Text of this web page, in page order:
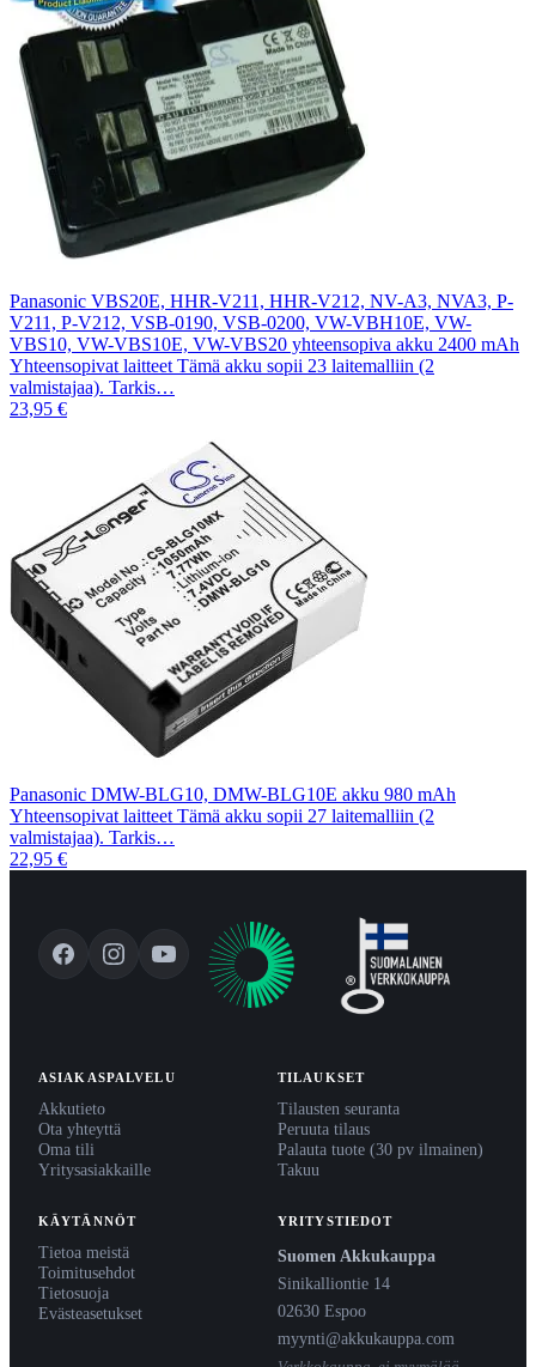
Panasonic VBS20E, HHR-V211, HHR-V212, NV-A3, NVA3, P-
V211, P-V212, VSB-0190, VSB-0200, VW-VBH10E, VW-
VBS10, VW-VBS10E, VW-VBS20 yhteensopiva akku 2400 mAh
Yhteensopivat laitteet Tämä akku sopii 23 laitemalliin (2
valmistajaa). Tarkis…
23,95 €
Panasonic DMW-BLG10, DMW-BLG10E akku 980 mAh
Yhteensopivat laitteet Tämä akku sopii 27 laitemalliin (2
valmistajaa). Tarkis…
22,95 €
ASIAKASPALVELU
Akkutieto
Ota yhteyttä
Oma tili
Yritysasiakkaille
TILAUKSET
Tilausten seuranta
Peruuta tilaus
Palauta tuote (30 pv ilmainen)
Takuu
KÄYTÄNNÖT
Tietoa meistä
Toimitusehdot
Tietosuoja
Evästeasetukset
YRITYSTIEDOT
Suomen Akkukauppa
Sinikalliontie 14
02630 Espoo
myynti@akkukauppa.com